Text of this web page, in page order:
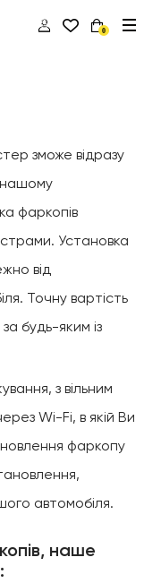
0
зможе відразу
нашому
фаркопів
Установка
від
Точну вартість
будь-яким із
з вільним
Wi-Fi, в якій Ви
фаркопу
автомобіля.
наше